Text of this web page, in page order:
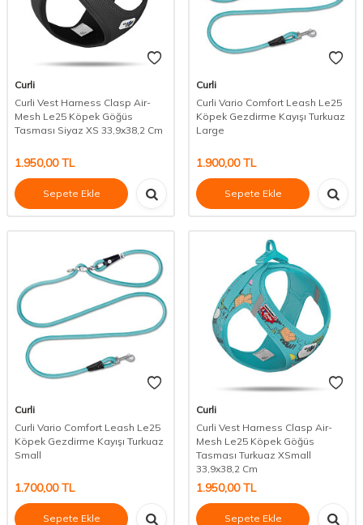
Curli
Curli Vest Harness Clasp Air-
Mesh Le25 Köpek Göğüs
Tasması Siyaz XS 33,9x38,2 Cm
1.950,00TL
Sepete Ekle
Curli
Curli Vario Comfort Leash Le25
Köpek Gezdirme Kayışı Turkuaz
Large
1.900,00TL
Sepete Ekle
Curli
Curli Vario Comfort Leash Le25
Köpek Gezdirme Kayışı Turkuaz
Small
1.700,00TL
Sepete Ekle
Curli
Curli Vest Harness Clasp Air-
Mesh Le25 Köpek Göğüs
Tasması Turkuaz XSmall
33,9x38,2 Cm
1.950,00TL
Sepete Ekle